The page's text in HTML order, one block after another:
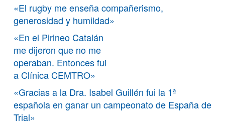
«El rugby me enseña compañerismo,
generosidad y humildad»
«En el Pirineo Catalán
me dijeron que no me
operaban. Entonces fui
a Clínica CEMTRO»
«Gracias a la Dra. Isabel Guillén fui la 1ª
española en ganar un campeonato de España de
Trial»